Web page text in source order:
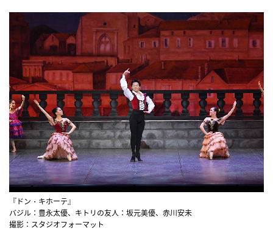
『ドン・キホーテ』
バジル：豊永太優、キトリの友人：坂元美優、赤川安未
撮影：スタジオフォーマット